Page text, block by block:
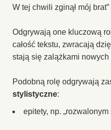
W tej chwili zginął mój brat”
Odgrywają one kluczową
całość tekstu, zwracają
stają się zalążkami nowych
Podobną rolę odgrywają
stylistyczne:
epitety, np. „rozwalonym